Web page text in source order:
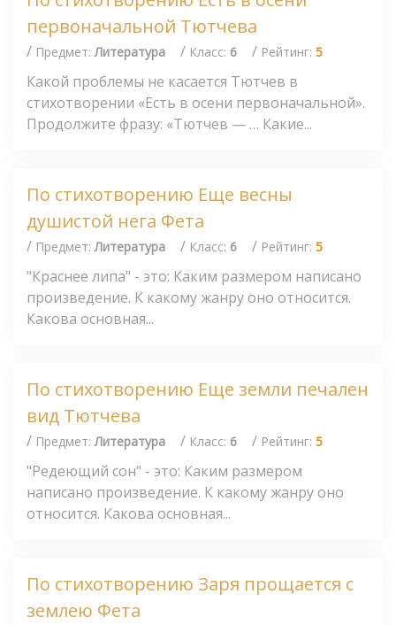
первоначальной Тютчева
/ Предмет:Литература / Класс: 6 / Рейтинг: 5
Какой проблемы не касается Тютчев в
стихотворении «Есть в осени первоначальной».
Продолжите фразу: «Тютчев — … Какие...
По стихотворению Еще весны
душистой нега Фета
/ Предмет:Литература / Класс: 6 / Рейтинг: 5
"Краснее липа" - это: Каким размером написано
произведение. К какому жанру оно относится.
Какова основная...
По стихотворению Еще земли печален
вид Тютчева
/ Предмет:Литература / Класс: 6 / Рейтинг: 5
"Редеющий сон" - это: Каким размером
написано произведение. К какому жанру оно
относится. Какова основная...
По стихотворению Заря прощается с
землею Фета